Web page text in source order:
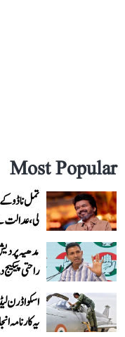
Most Popular
تمل ناڈو
لی، عدالت
راحتی
اسکواڈرن
یہ کارنامہ